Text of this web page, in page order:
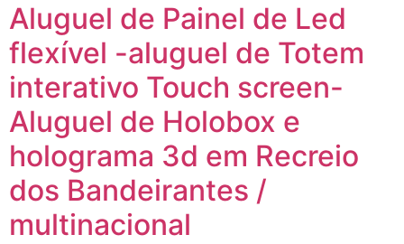
Aluguel de Painel de Led
flexível -aluguel de Totem
interativo Touch screen-
Aluguel de Holobox e
holograma 3d em Recreio
dos Bandeirantes /
multinacional